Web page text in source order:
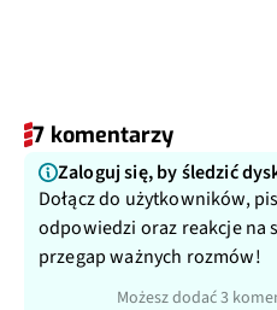
7 komentarzy
Zaloguj się, by śledzić
Dołącz do użytkowników,
odpowiedzi oraz reakcje na
przegap ważnych rozmów!
Możesz dodać 3